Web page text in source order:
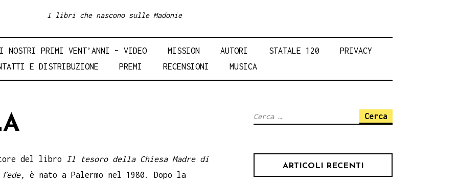
I libri che nascono sulle Madonie
I NOSTRI PRIMI VENT’ANNI – VIDEO MISSION AUTORI STATALE 120
PRIVACY
E DISTRIBUZIONE
PREMI RECENSIONI MUSICA
del libro
Il tesoro della Chiesa Madre di
è nato a Palermo nel 1980. Dopo la
Ricerca
ARTICOLI RECENTI